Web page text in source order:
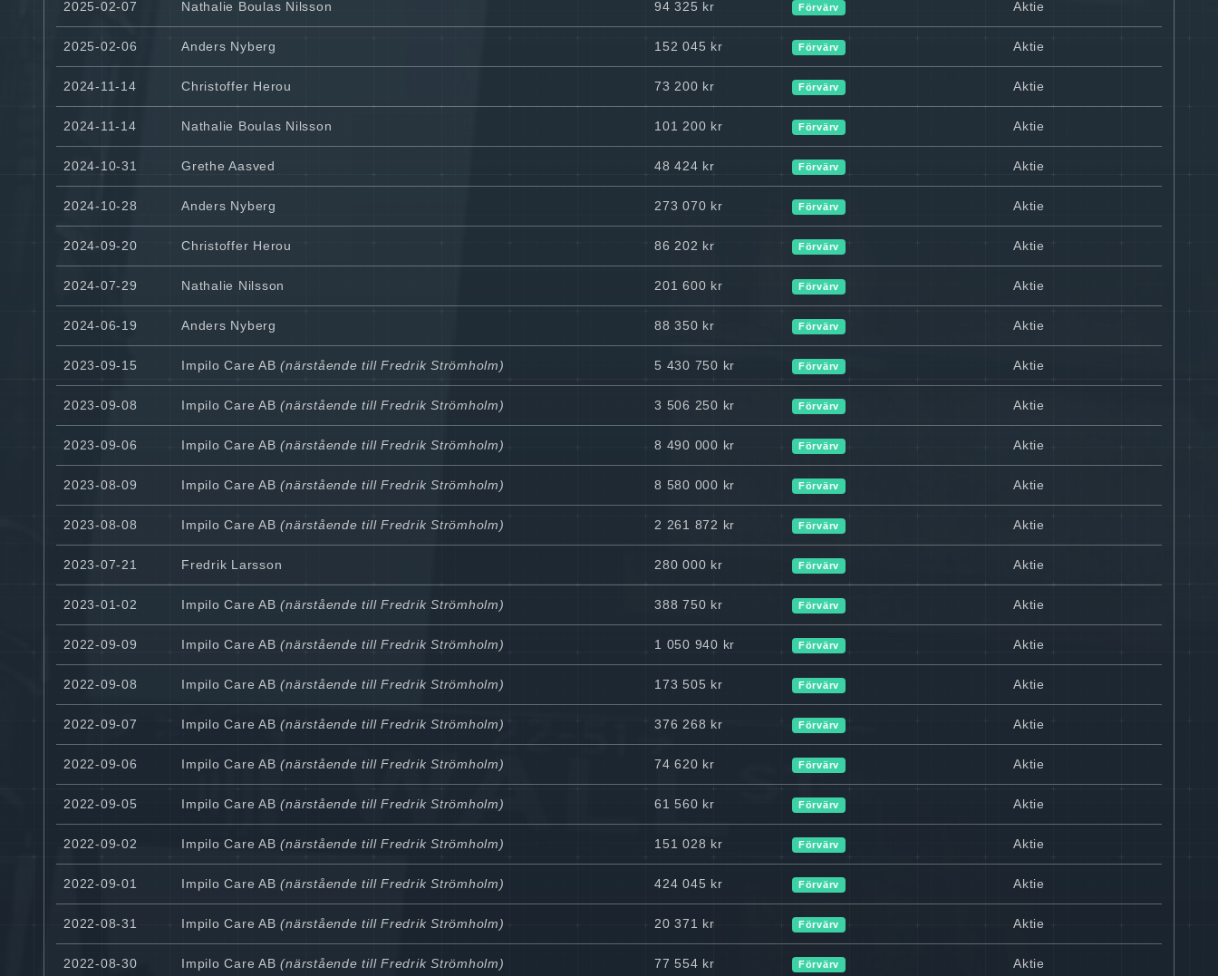
2025-02-07 Nathalie Boulas Nilsson 94 325 kr Förvärv Aktie
2025-02-06 Anders Nyberg 152 045 kr Förvärv Aktie
2024-11-14 Christoffer Herou 73 200 kr Förvärv Aktie
2024-11-14 Nathalie Boulas Nilsson 101 200 kr Förvärv Aktie
2024-10-31 Grethe Aasved 48 424 kr Förvärv Aktie
2024-10-28 Anders Nyberg 273 070 kr Förvärv Aktie
2024-09-20 Christoffer Herou 86 202 kr Förvärv Aktie
2024-07-29 Nathalie Nilsson 201 600 kr Förvärv Aktie
2024-06-19 Anders Nyberg 88 350 kr Förvärv Aktie
2023-09-15 Impilo Care AB (närstående till Fredrik Strömholm) 5 430 750 kr Förvärv Aktie
2023-09-08 Impilo Care AB (närstående till Fredrik Strömholm) 3 506 250 kr Förvärv Aktie
2023-09-06 Impilo Care AB (närstående till Fredrik Strömholm) 8 490 000 kr Förvärv Aktie
2023-08-09 Impilo Care AB (närstående till Fredrik Strömholm) 8 580 000 kr Förvärv Aktie
2023-08-08 Impilo Care AB (närstående till Fredrik Strömholm) 2 261 872 kr Förvärv Aktie
2023-07-21 Fredrik Larsson 280 000 kr Förvärv Aktie
2023-01-02 Impilo Care AB (närstående till Fredrik Strömholm) 388 750 kr Förvärv Aktie
2022-09-09 Impilo Care AB (närstående till Fredrik Strömholm) 1 050 940 kr Förvärv Aktie
2022-09-08 Impilo Care AB (närstående till Fredrik Strömholm) 173 505 kr Förvärv Aktie
2022-09-07 Impilo Care AB (närstående till Fredrik Strömholm) 376 268 kr Förvärv Aktie
2022-09-06 Impilo Care AB (närstående till Fredrik Strömholm) 74 620 kr Förvärv Aktie
2022-09-05 Impilo Care AB (närstående till Fredrik Strömholm) 61 560 kr Förvärv Aktie
2022-09-02 Impilo Care AB (närstående till Fredrik Strömholm) 151 028 kr Förvärv Aktie
2022-09-01 Impilo Care AB (närstående till Fredrik Strömholm) 424 045 kr Förvärv Aktie
2022-08-31 Impilo Care AB (närstående till Fredrik Strömholm) 20 371 kr Förvärv Aktie
2022-08-30 Impilo Care AB (närstående till Fredrik Strömholm) 77 554 kr Förvärv Aktie